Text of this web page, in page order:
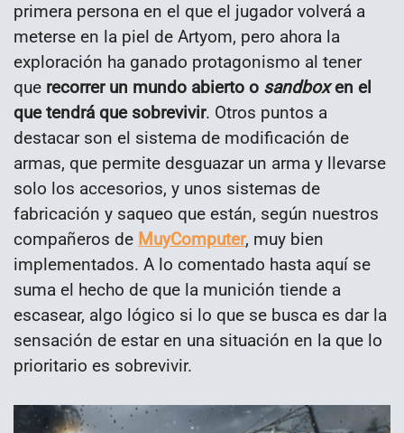
primera persona en el que el jugador volverá a
meterse en la piel de Artyom, pero ahora la
exploración ha ganado protagonismo al tener
que recorrer un mundo abierto o sandboxen el
que tendrá que sobrevivir. Otros puntos a
destacar son el sistema de modificación de
armas, que permite desguazar un arma y llevarse
solo los accesorios, y unos sistemas de
fabricación y saqueo que están, según nuestros
compañeros de MuyComputer, muy bien
implementados. A lo comentado hasta aquí se
suma el hecho de que la munición tiende a
escasear, algo lógico si lo que se busca es dar la
sensación de estar en una situación en la que lo
prioritario es sobrevivir.